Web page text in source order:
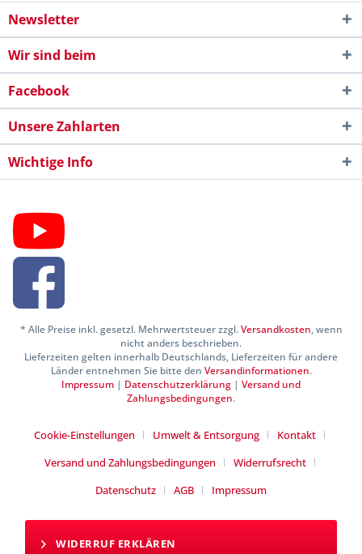
Newsletter
Wir sind beim
Facebook
Unsere Zahlarten
Wichtige Info
* Alle Preise inkl. gesetzl. Mehrwertsteuer zzgl.Versandkosten, wenn
nicht anders beschrieben.
Lieferzeiten gelten innerhalb Deutschlands, Lieferzeiten für andere
Länder entnehmen Sie bitte den Versandinformationen.
Impressum | Datenschutzerklärung | Versand und
Zahlungsbedingungen.
Cookie-Einstellungen Umwelt & Entsorgung
Kontakt
Versand und Zahlungsbedingungen
Widerrufsrecht
Datenschutz
AGB Impressum
WIDERRUF ERKLÄREN